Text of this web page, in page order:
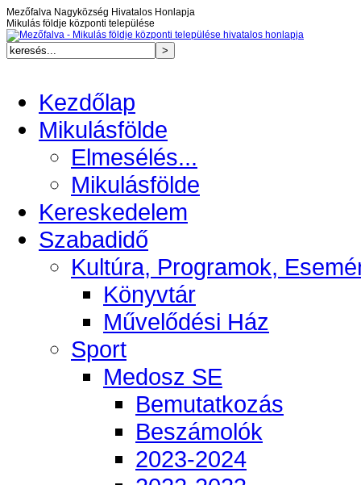
Mezőfalva Nagyközség Hivatalos Honlapja
Mikulás földje központi települése
Kezdőlap
Mikulásfölde
Elmesélés...
Mikulásfölde
Kereskedelem
Szabadidő
Kultúra, Programok,
Könyvtár
Művelődési Ház
Sport
Medosz SE
Bemutatkozás
Beszámolók
2023-2024